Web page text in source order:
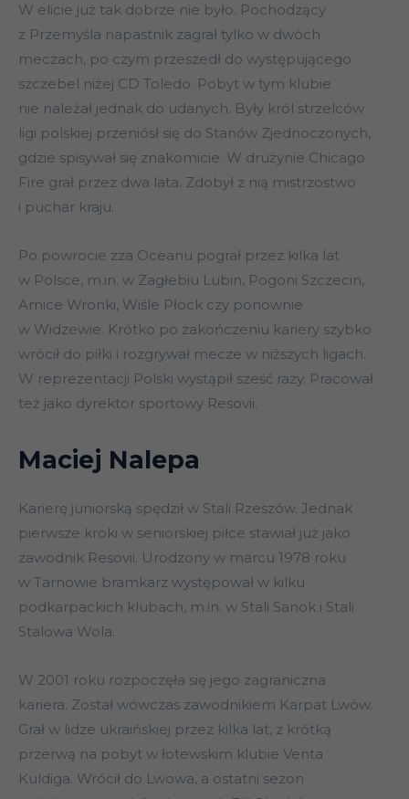
W elicie już tak dobrze nie było. Pochodzący
z Przemyśla napastnik zagrał tylko w dwóch
meczach, po czym przeszedł do występującego
szczebel niżej CD Toledo. Pobyt w tym klubie
nie należał jednak do udanych. Były król strzelców
ligi polskiej przeniósł się do Stanów Zjednoczonych,
gdzie spisywał się znakomicie. W drużynie Chicago
Fire grał przez dwa lata. Zdobył z nią mistrzostwo
i puchar kraju.
Po powrocie zza Oceanu pograł przez kilka lat
w Polsce, m.in. w Zagłebiu Lubin, Pogoni Szczecin,
Amice Wronki, Wiśle Płock czy ponownie
w Widzewie. Krótko po zakończeniu kariery szybko
wrócił do piłki i rozgrywał mecze w niższych ligach.
W reprezentacji Polski wystąpił sześć razy. Pracował
też jako dyrektor sportowy Resovii.
Maciej Nalepa
Karierę juniorską spędził w Stali Rzeszów. Jednak
pierwsze kroki w seniorskiej piłce stawiał już jako
zawodnik Resovii. Urodzony w marcu 1978 roku
w Tarnowie bramkarz występował w kilku
podkarpackich klubach, m.in. w Stali Sanok i Stali
Stalowa Wola.
W 2001 roku rozpoczęła się jego zagraniczna
kariera. Został wówczas zawodnikiem Karpat Lwów.
Grał w lidze ukraińskiej przez kilka lat, z krótką
przerwą na pobyt w łotewskim klubie Venta
Kuldiga. Wrócił do Lwowa, a ostatni sezon